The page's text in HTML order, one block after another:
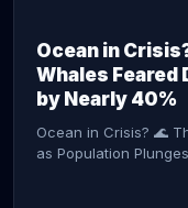
Ocean in
Whales Feared
by Nearly 40%
Ocean in Crisis? 🌊
as Population